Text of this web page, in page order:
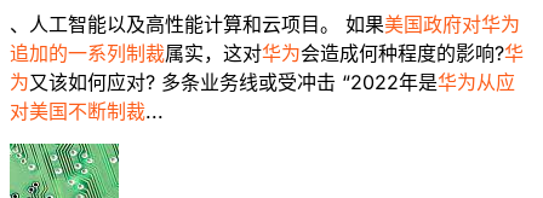
、人工智能以及高性能计算和云项目。 如果美国政府对华为
追加的一系列制裁属实，这对华为会造成何种程度的影响?华
为又该如何应对? 多条业务线或受冲击 “2022年是华为从应
对美国不断制裁...